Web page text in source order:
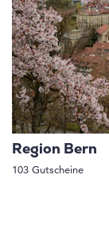
Region Bern
103 Gutscheine